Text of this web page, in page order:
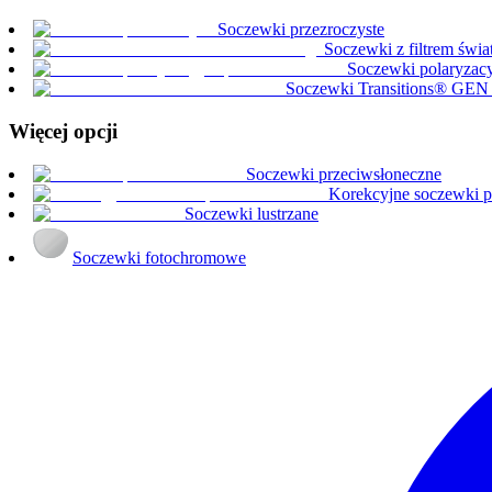
Soczewki przezroczyste
Soczewki z filtrem
Soczewki
Soczewki Transitions®
Więcej opcji
Soczewki przeciwsłoneczne
Korekcyjne soczewki
Soczewki lustrzane
Soczewki fotochromowe